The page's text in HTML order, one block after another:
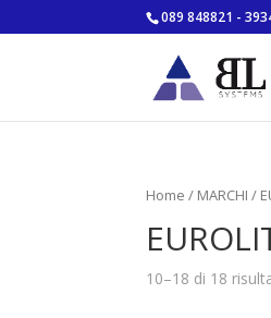
089 848821 -
Home / MARCHI /
10–18 di 18